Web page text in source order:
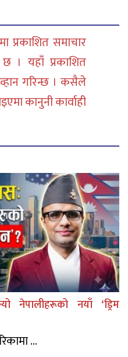
प्रकाशित समाचार
। यहाँ प्रकाशित
गरिन्छ । कसैले
कानुनी कार्वाही
नेपालीहरूको नयाँ ‘ड्रिम
...